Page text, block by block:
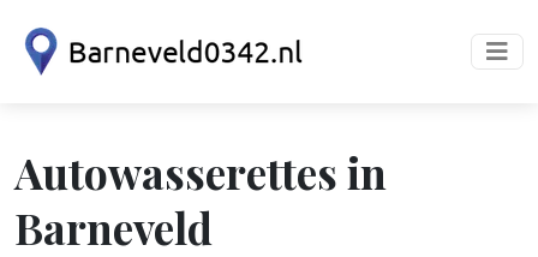
Autowasserettes in
Barneveld